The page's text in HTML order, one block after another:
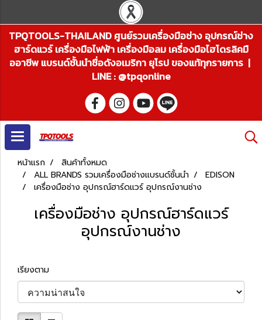
TPQTOOLS-THAILAND ศูนย์รวมเครื่องมือช่าง อุปกรณ์ช่าง
ฮาร์ดแวร์ เครื่องมือไฟฟ้า เครื่องมือลม เครื่องมือไฮโดรลิคมื
ออาชีพ แบรนด์ชั้นนำชื่อดังอเมริกา ยุโรป ของแท้ทุกรายการ |
LINE : @tpqonline
หน้าแรก
สินค้าทั้งหมด
ALL BRANDS รวมเครื่องมือช่างแบรนด์ชั้นนำ
EDISON
เครื่องมือช่าง อุปกรณ์ฮาร์ดแวร์ อุปกรณ์งานช่าง
เครื่องมือช่าง อุปกรณ์ฮาร์ดแวร์
อุปกรณ์งานช่าง
เรียงตาม